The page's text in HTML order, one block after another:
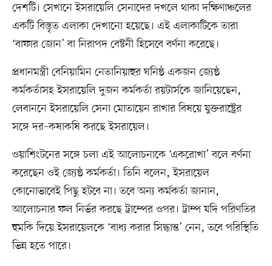
দেশটি। সেখানে ইসরায়েলি সেনাদের দখলে থাকা দক্ষিণাঞ্চলের
একটি বিস্তৃত এলাকা দেখানো হয়েছে। এই এলাকাটিকে তারা
‘বাফার জোন’ বা নিরাপদ বেষ্টনী হিসেবে বর্ণনা করেছে।
প্রধানমন্ত্রী বেনিয়ামিন নেতানিয়াহুর ঘনিষ্ঠ একজন জ্যেষ্ঠ
কর্মকর্তাসহ ইসরায়েলি দুজন কর্মকর্তা রয়টার্সকে জানিয়েছেন,
লেবাননে ইসরায়েলি সেনা মোতায়েন রাখার বিষয়ে যুক্তরাষ্ট্রের
সঙ্গে দর–কষাকষি করছে ইসরায়েল।
ওয়াশিংটনের সঙ্গে চলা এই আলোচনাকে ‘একরোখা’ বলে বর্ণনা
করেছেন ওই জ্যেষ্ঠ কর্মকর্তা। তিনি বলেন, ইসরায়েল
কোনোভাবেই পিছু হটবে না। তবে অন্য কর্মকর্তা জানান,
আলোচনার ফল নির্ভর করছে ট্রাম্পের ওপর। ট্রাম্প যদি পরিণতির
হুমকি দিয়ে ইসরায়েলকে ‘বাধ্য করার সিদ্ধান্ত’ নেন, তবে পরিস্থিতি
ভিন্ন হতে পারে।